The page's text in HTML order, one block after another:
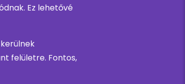
Ez lehetővé
felületre. Fontos,